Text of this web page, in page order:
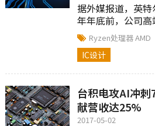
据外媒报道，英
年年底前，公司
下滑。分析人士认
Ryzen处理器的强
Ryzen处理器AMD
IC设计
台积电攻AI冲刺
献营收达25%
2017-05-02